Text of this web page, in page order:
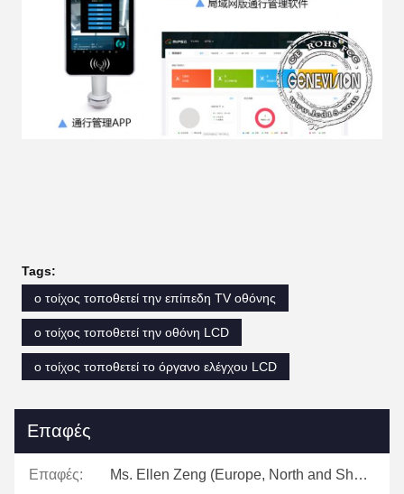
Tags:
ο τοίχος τοποθετεί την επίπεδη TV οθόνης
ο τοίχος τοποθετεί την οθόνη LCD
ο τοίχος τοποθετεί το όργανο ελέγχου LCD
Επαφές
Επαφές: Ms. Ellen Zeng (Europe, North and Shouth America)